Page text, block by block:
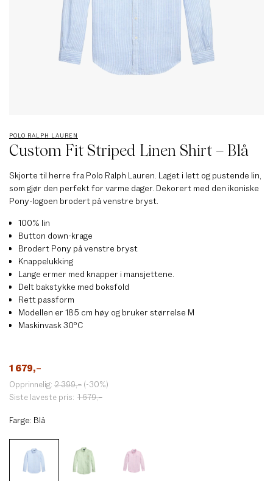
POLO RALPH LAUREN
Custom Fit Striped Linen Shirt – Blå
Skjorte til herre fra Polo Ralph Lauren. Laget i lett og pustende lin,
som gjør den perfekt for varme dager. Dekorert med den ikoniske
Pony-logoen brodert på venstre bryst.
100% lin
Button down-krage
Brodert Pony på venstre bryst
Knappelukking
Lange ermer med knapper i mansjettene.
Delt bakstykke med boksfold
Rett passform
Modellen er 185 cm høy og bruker størrelse M
Maskinvask 30ºC
1 679,–
Opprinnelig: 2 399,– (-30%)
Siste laveste pris: 1 679,–
Farge: Blå